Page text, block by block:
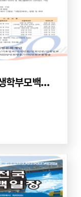
제30회(2015년) 새얼전국학생학부모백일장